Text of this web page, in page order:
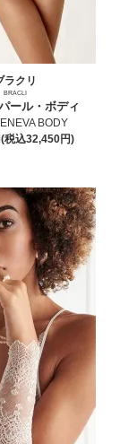
ラクリ
BRACLI
ール・ボディ
BODY
税込32,450円)